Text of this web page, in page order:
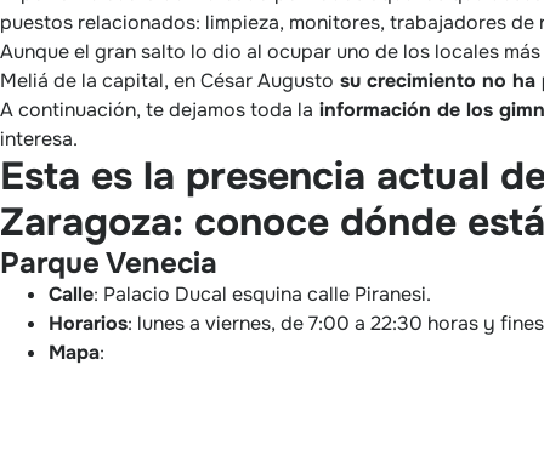
puestos relacionados: limpieza, monitores, trabajadores de
Aunque el gran salto lo dio al ocupar uno de los locales
Meliá de la capital, en César Augusto su crecimiento no ha
A continuación, te dejamos toda la información de los
interesa.
Esta es la presencia actual
Zaragoza: conoce dónde
Parque Venecia
Calle: Palacio Ducal esquina calle Piranesi.
Horarios: lunes a viernes, de 7:00 a 22:30 horas y
Mapa: